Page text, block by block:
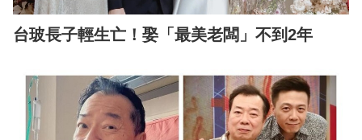
台玻長子輕生亡！娶「最美老闆」不到2年